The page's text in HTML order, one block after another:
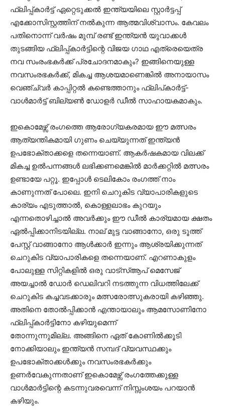
ഫ്ലിപ്പ്കാർട്ട് ഏറ്റെടുക്കൽ ഇന്ത്യയിലെ സ്റ്റാർട്ടപ്പ്
എക്കോസിസ്റ്റത്തിന് നൽകുന്ന ആത്മവിശ്വാസം. കേവലം
പതിനൊന്ന് വർഷം മുമ്പ് രണ്ട് ഇന്ത്യൻ യുവാക്കൾ
തുടങ്ങിയ ഫ്ലിപ്പ്കാർട്ടിന്റെ വിജയ ഗാഥ എത്രെയെത്ര
നവ സംരംഭകർക്ക് പ്രചോദനമാകും? ഇങ്ങിനെയുള്ള
നവസംരഭകർക്ക്, മികച്ച ആശയമാണെങ്കിൽ അനായാസം
വെഞ്ച്വർ കാപ്പിറ്റൽ കണ്ടെത്താനും ഫ്ലിപ്കാർട്ട്-
വാൾമാർട്ട് ബില്യൺ ഡോളർ ഡീൽ സാഹായകമാകും.
ഇകൊമേഴ്സ് രംഗത്തെ ആരോഗ്യകരമായ ഈ മത്സരം
ആത്യന്തികമായി ഗുണം ചെയ്യുന്നത് ഇന്ത്യൻ
ഉപഭോക്താക്കളെ തന്നെയാണ്. ആകർഷകമായ വിലക്ക്
മികച്ച ഉൽപന്നങ്ങൾ ലഭിക്കണമെങ്കിൽ മാർക്കറ്റിൽ മത്സരം
ഉണ്ടായേ പറ്റൂ. ഇപ്പോൾ ടെലികോം രംഗത്ത് നാം
കാണുന്നത് പോലെ. ഇനി ചെറുകിട വ്യാപാരികളുടെ
കാര്യം എടുത്താൽ, കൊള്ളലാഭം കുറയും
എന്നതൊഴിച്ചാൽ അവർക്കും ഈ ഡീൽ കാര്യമായ ക്ഷതം
ഏൽപ്പിക്കാനിടയില്ല. നാല് മുട്ട വാങ്ങാനോ, ഒരു ടൂത്ത്
പേസ്റ്റ് വാങ്ങാനോ ആൾക്കാർ ഇന്നും ആശ്രയിക്കുന്നത്
ചെറുകിട വ്യാപാരികളെ തന്നെയാണ്. എറണാകുളം
പോലുള്ള സിറ്റികളിൽ ഒരു വാട്സ്ആപ് മെസേജ്
അയച്ചാൽ ഡോർ ഡെലിവറി നടത്തുന്ന വിധത്തിലേക്ക്
ചെറുകിട കച്ചവടക്കാരും മത്സരോത്സുകരായി കഴിഞ്ഞു.
അതിനെ തോൽപ്പിക്കാൻ എന്തായാലും ആമസോണിനോ
ഫ്ലിപ്പ്കാർട്ടിനോ കഴിയുമെന്ന്
തോന്നുന്നുമില്ല. അങ്ങിനെ ഏത് കോണിൽക്കൂടി
നോക്കിയാലും ഇന്ത്യൻ സമ്പദ് വ്യവസ്ഥക്കും
ഉപഭോക്താക്കൾക്കും നവസംരഭകർക്കും
ഉണർവേകുന്നതാണ് ഇകൊമേഴ്സ് രംഗത്തേക്കുള്ള
വാൾമാർട്ടിന്റെ കടന്നുവരവെന്ന് നിസ്സംശയം പറയാൻ
കഴിയും.